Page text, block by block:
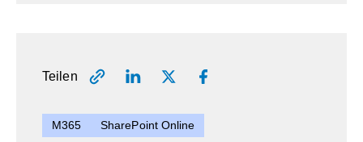
Teilen
M365 SharePoint Online